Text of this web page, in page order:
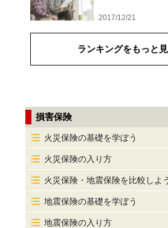
2017/12/21
ランキングをもっと
損害保険
火災保険の基礎を学ぼう
火災保険の入り方
火災保険・地震保険を比較しよ
地震保険の基礎を学ぼう
地震保険の入り方